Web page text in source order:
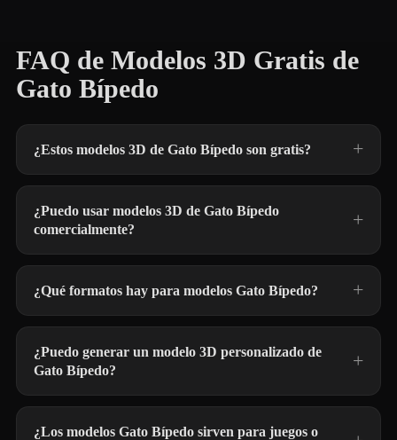
FAQ de Modelos 3D Gratis de
Gato Bípedo
¿Estos modelos 3D de Gato Bípedo son gratis?
¿Puedo usar modelos 3D de Gato Bípedo
comercialmente?
¿Qué formatos hay para modelos Gato Bípedo?
¿Puedo generar un modelo 3D personalizado de
Gato Bípedo?
¿Los modelos Gato Bípedo sirven para juegos o